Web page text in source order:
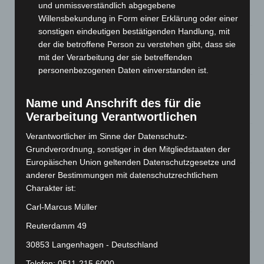
6. August 2026
Region Hannover: 21 neue Notfallsanitäter starten beim
Roten Kreuz
5. August 2026
Zeugen
5. August 2026
Celle: Mensch stirbt bei Bagger-Unfall auf Baustelle
5. August 2026
Gasleitung bei McDonald’s-Umbau in Langenhagen
beschädigt
Anklage nach Abschaltung von „Archetyp Market“ erhoben
und unmissverständlich abgegebene
Willensbekundung in Form einer Erklärung oder einer
sonstigen eindeutigen bestätigenden Handlung, mit
der die betroffene Person zu verstehen gibt, dass sie
mit der Verarbeitung der sie betreffenden
personenbezogenen Daten einverstanden ist.
Name und Anschrift des für die
Verarbeitung Verantwortlichen
Verantwortlicher im Sinne der Datenschutz-
Grundverordnung, sonstiger in den Mitgliedstaaten der
Europäischen Union geltenden Datenschutzgesetze und
anderer Bestimmungen mit datenschutzrechtlichem
Charakter ist:
Carl-Marcus Müller
Reuterdamm 49
30853 Langenhagen - Deutschland